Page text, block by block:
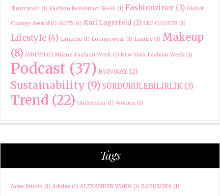
Illustration (1) Fashion Revolution Week (1) Fashionziner (3) Global
Change Award (1) GOTS (1) Karl Lagerfeld (2) LEE COOPER (1)
Lifestyle (4) Lingerie (1) Loungewear (1) Luxury (1) Makeup
(8) MBFWI (1) Milano Fashion Week (1) New York Fashion Week (1)
Podcast (37) RUNWAY (2)
Sustainability (9) SÜRDÜRÜLEBİLİRLİK (3)
Trend (22) Underwear (1) Women (1)
Tags
Acne Studio (1) Adidas (1) ALEXANDER WANG (1) BABUSHKA (1)